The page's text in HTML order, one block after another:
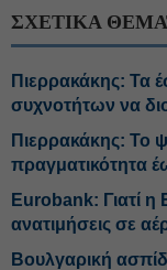
ΣΧΕΤΙΚΑ
Πιερρακάκης:
συχνοτήτων να
Πιερρακάκης: Το
πραγματικότητα
Eurobank: Γιατί
ανατιμήσεις σε
Βουλγαρική